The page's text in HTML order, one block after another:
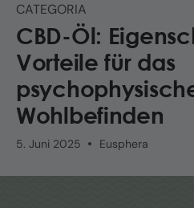
CATEGORIA
CBD-Öl:
Vorteile für das
Wohlbefinden
5. Juni 2025 Eusphera